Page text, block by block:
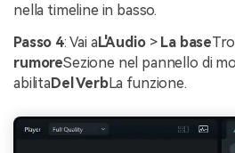
nella timeline in basso.
Passo 4: Vai aL'Audio> La base
rumoreSezione nel pannello di
abilitaDel VerbLa funzione.